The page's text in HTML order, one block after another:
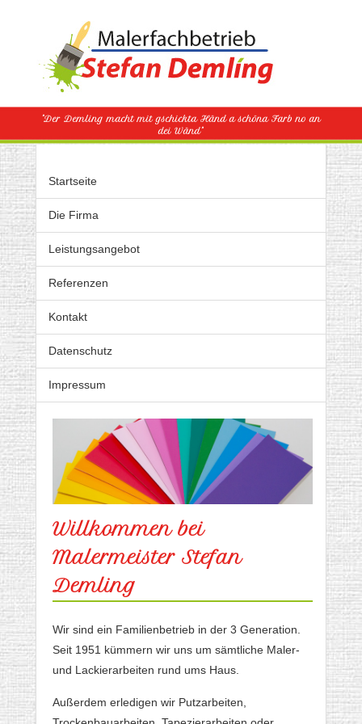
"Der Demling macht mit gschickta Händ a schöna Farb no an
dei Wänd"
Startseite
Die Firma
Leistungsangebot
Referenzen
Kontakt
Datenschutz
Impressum
Willkommen bei
Malermeister Stefan
Demling
Wir sind ein Familienbetrieb in der 3 Generation.
Seit 1951 kümmern wir uns um sämtliche Maler-
und Lackierarbeiten rund ums Haus.
Außerdem erledigen wir Putzarbeiten,